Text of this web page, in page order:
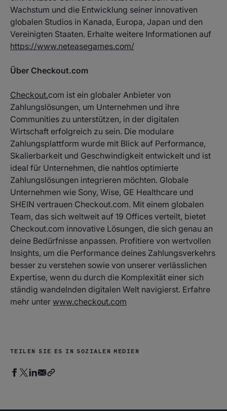
Wachstum und die Entwicklung seiner innovativen
globalen Studios in Kanada, Europa, Japan und den
Vereinigten Staaten. Erhalte weitere Informationen auf
https://www.neteasegames.com/
Über Checkout.com
Checkout.com ist ein globaler Anbieter von
Zahlungslösungen, um Unternehmen und ihre
Communities zu unterstützen, in der digitalen
Wirtschaft erfolgreich zu sein. Die modulare
Zahlungsplattform wurde mit Blick auf Performance,
Skalierbarkeit und Geschwindigkeit entwickelt und ist
ideal für Unternehmen, die nahtlos optimierte
Zahlungslösungen integrieren möchten. Globale
Unternehmen wie Sony, Wise, GE Healthcare und
SHEIN vertrauen Checkout.com. Mit einem globalen
Team, das sich weltweit auf 19 Offices verteilt, bietet
Checkout.com innovative Lösungen, die sich genau an
deine Bedürfnisse anpassen. Profitiere von wertvollen
Insights, um die Performance deines Zahlungsverkehrs
besser zu verstehen sowie von unserer verlässlichen
Expertise, wenn du durch die Komplexität einer sich
ständig wandelnden digitalen Welt navigierst. Erfahre
mehr unter www.checkout.com
TEILEN SIE ES IN SOZIALEN MEDIEN